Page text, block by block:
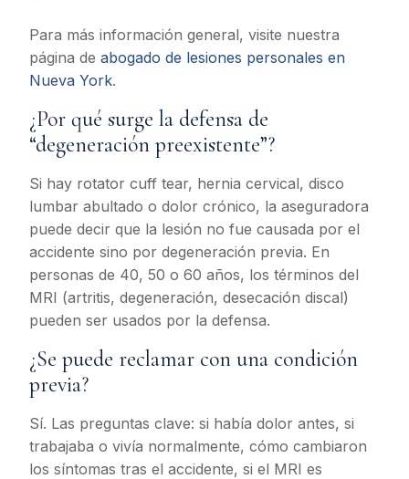
Para más información general, visite nuestra
página de abogado de lesiones personales en
Nueva York.
¿Por qué surge la defensa de
“degeneración preexistente”?
Si hay rotator cuff tear, hernia cervical, disco
lumbar abultado o dolor crónico, la aseguradora
puede decir que la lesión no fue causada por el
accidente sino por degeneración previa. En
personas de 40, 50 o 60 años, los términos del
MRI (artritis, degeneración, desecación discal)
pueden ser usados por la defensa.
¿Se puede reclamar con una condición
previa?
Sí. Las preguntas clave: si había dolor antes, si
trabajaba o vivía normalmente, cómo cambiaron
los síntomas tras el accidente, si el MRI es